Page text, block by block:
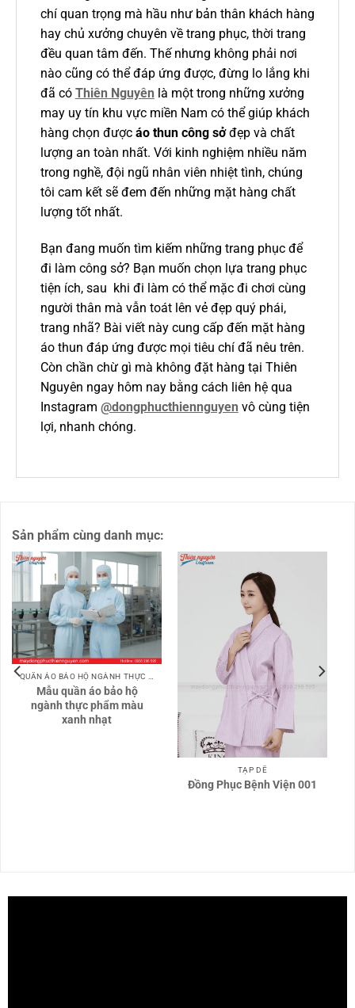
chí quan trọng mà hầu như bản thân khách hàng
hay chủ xưởng chuyên về trang phục, thời trang
đều quan tâm đến. Thế nhưng không phải nơi
nào cũng có thể đáp ứng được, đừng lo lắng khi
đã có Thiên Nguyên là một trong những xưởng
may uy tín khu vực miền Nam có thể giúp khách
hàng chọn được áo thun công sởđẹp và chất
lượng an toàn nhất. Với kinh nghiệm nhiều năm
trong nghề, đội ngũ nhân viên nhiệt tình, chúng
tôi cam kết sẽ đem đến những mặt hàng chất
lượng tốt nhất.
Bạn đang muốn tìm kiếm những trang phục để
đi làm công sở? Bạn muốn chọn lựa trang phục
tiện ích, sau khi đi làm có thể mặc đi chơi cùng
người thân mà vẫn toát lên vẻ đẹp quý phái,
trang nhã? Bài viết này cung cấp đến mặt hàng
áo thun đáp ứng được mọi tiêu chí đã nêu trên.
Còn chần chừ gì mà không đặt hàng tại Thiên
Nguyên ngay hôm nay bằng cách liên hệ qua
Instagram @dongphucthiennguyen vô cùng tiện
lợi, nhanh chóng.
Sản phẩm cùng danh mục:
QUẦN ÁO BẢO HỘ NGÀNH THỰC PHẨM
Mẫu quần áo bảo hộ
ngành thực phẩm màu
xanh nhạt
TẠP DỀ
Đồng Phục Bệnh Viện 001